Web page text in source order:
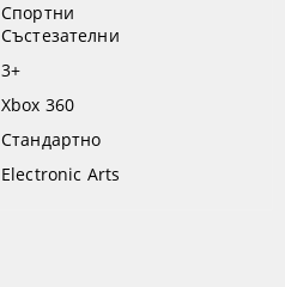
Спортни
Състезателни
3+
Xbox 360
Стандартно
Electronic Arts